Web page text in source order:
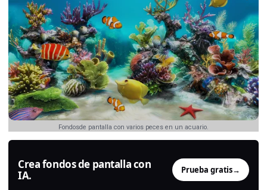
Fondosde pantalla con varios peces en un acuario.
Crea fondos de pantalla con
IA.
Prueba gratis→